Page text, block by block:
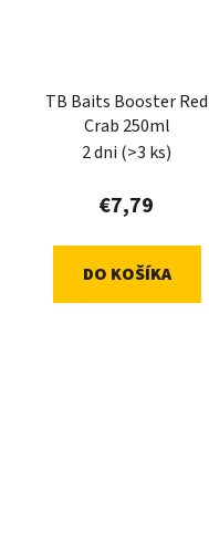
TB Baits Booster Red
Crab 250ml
2 dni (>3 ks)
€7,79
DO KOŠÍKA